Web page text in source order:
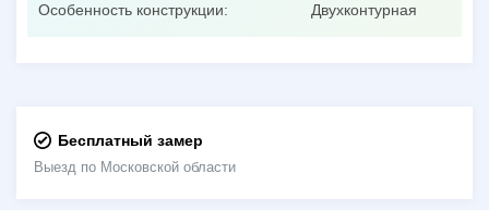
Особенность конструкции: Двухконтурная
Бесплатный замер
Выезд по Московской области